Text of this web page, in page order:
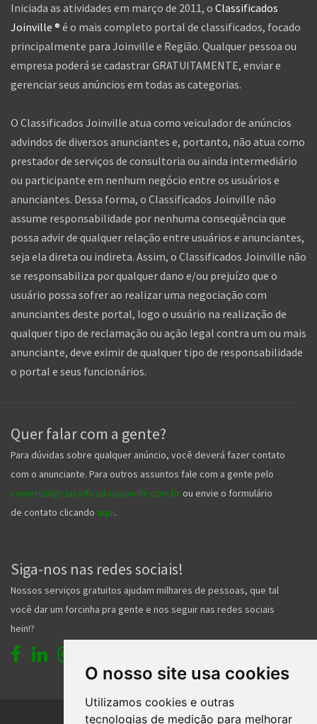
O nosso site usa cookies
Utilizamos cookies e outras
tecnologias de medição para melhorar
Iniciada as atividades em março de 2011, o Classificados
Joinville ® é o mais completo portal de classificados, focado
principalmente para Joinville e Região. Qualquer pessoa ou
empresa poderá se cadastrar GRATUITAMENTE, enviar e
gerenciar seus anúncios em todas as categorias.
O Classificados Joinville atua como veiculador de anúncios
advindos de diversos anunciantes e, portanto, não atua como
prestador de serviços de consultoria ou ainda intermediário
ou participante em nenhum negócio entre os usuários e
anunciantes. Dessa forma, o Classificados Joinville não
assume responsabilidade por nenhuma conseqüência que
possa advir de qualquer relação entre usuários e anunciantes,
seja ela direta ou indireta. Assim, o Classificados Joinville não
se responsabiliza por qualquer dano e/ou prejuízo que o
usuário possa sofrer ao realizar uma negociação com
anunciantes deste portal, logo o usuário na realização de
qualquer tipo de reclamação ou ação legal contra um ou mais
anunciante, deve eximir de qualquer tipo de responsabilidade
o portal e seus funcionários.
Quer falar com a gente?
Para dúvidas sobre qualquer anúncio, você deverá fazer contato
com o anunciante. Para outros assuntos fale com a gente pelo
comercial@classificadosjoinville.com.br ou envie o formulário
de contato clicando aqui.
Siga-nos nas redes sociais!
Nossos serviços gratuitos ajudam milhares de pessoas, que tal
você dar um forcinha pra gente e nos seguir nas redes sociais
hein!?